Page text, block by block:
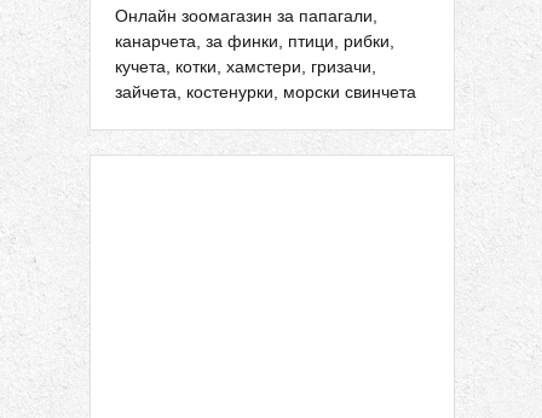
Онлайн зоомагазин за папагали,
канарчета, за финки, птици, рибки,
кучета, котки, хамстери, гризачи,
зайчета, костенурки, морски свинчета